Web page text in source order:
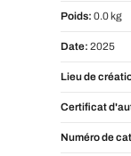
Poids: 0.0 kg
Date: 2025
Lieu de
Certificat
Numéro de